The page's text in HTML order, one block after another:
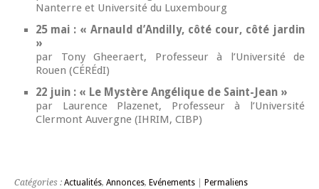
Nanterre et Université du Luxembourg
25 mai : « Arnauld d’Andilly, côté cour, côté jardin
»
par Tony Gheeraert, Professeur à l’Université de
Rouen (CÉRÉdI)
22 juin : « Le Mystère Angélique de Saint-Jean »
par Laurence Plazenet, Professeur à l’Université
Clermont Auvergne (IHRIM, CIBP)
Catégories : Actualités, Annonces, Evénements Permaliens